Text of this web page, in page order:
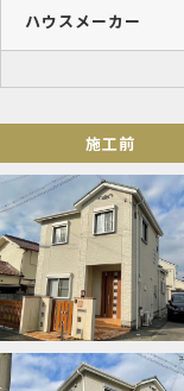
ハウスメーカー
施工前